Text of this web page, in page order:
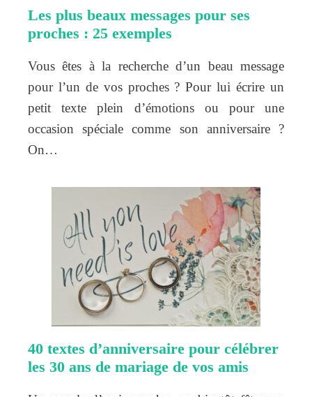
Les plus beaux messages pour ses
proches : 25 exemples
Vous êtes à la recherche d’un beau message
pour l’un de vos proches ? Pour lui écrire un
petit texte plein d’émotions ou pour une
occasion spéciale comme son anniversaire ?
On…
40 textes d’anniversaire pour célébrer
les 30 ans de mariage de vos amis